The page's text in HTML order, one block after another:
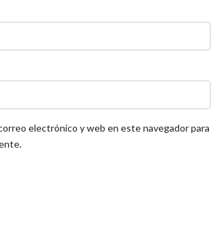
electrónico y web en este navegador para